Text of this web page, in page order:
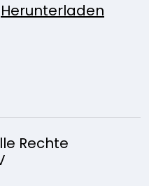
Herunterladen
Rechte